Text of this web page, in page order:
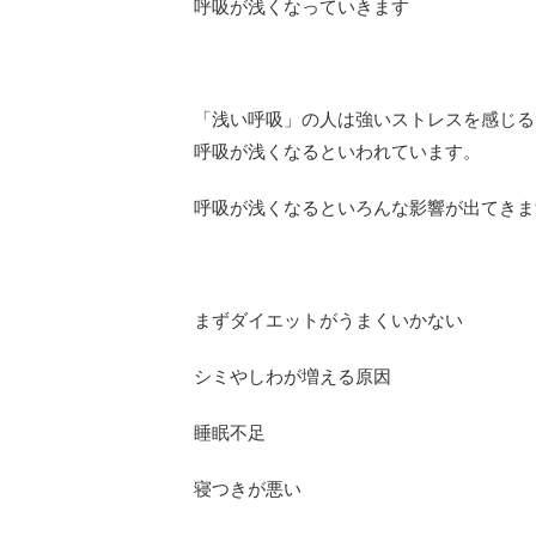
呼吸が浅くなっていきます
「浅い呼吸」の人は強いストレスを感じ
呼吸が浅くなるといわれています。
呼吸が浅くなるといろんな影響が出てき
まずダイエットがうまくいかない
シミやしわが増える原因
睡眠不足
寝つきが悪い